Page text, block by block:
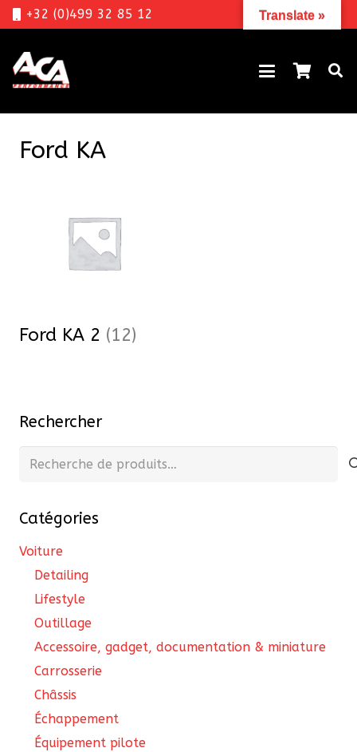
+32 (0)499 32 85 12
Ford KA
Ford KA 2 (12)
Rechercher
Recherche
Catégories
Voiture
Detailing
Lifestyle
Outillage
Accessoire, gadget, documentation & miniature
Carrosserie
Châssis
Échappement
Équipement pilote
Translate »